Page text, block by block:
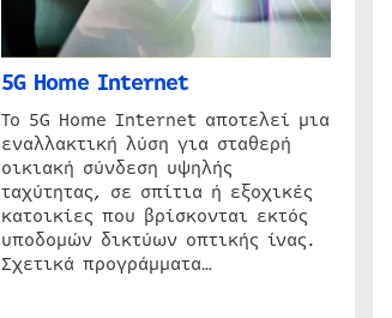
5G Home Internet
Το 5G Home Internet αποτελεί μια
εναλλακτική λύση για σταθερή
οικιακή σύνδεση υψηλής
ταχύτητας, σε σπίτια ή εξοχικές
κατοικίες που βρίσκονται εκτός
υποδομών δικτύων οπτικής ίνας.
Σχετικά προγράμματα…